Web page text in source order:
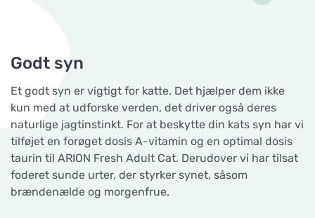
Godt syn
Et godt syn er vigtigt for katte. Det hjælper dem ikke
kun med at udforske verden, det driver også deres
naturlige jagtinstinkt. For at beskytte din kats syn har vi
tilføjet en forøget dosis A-vitamin og en optimal dosis
taurin til ARION Fresh Adult Cat. Derudover vi har tilsat
foderet sunde urter, der styrker synet, såsom
brændenælde og morgenfrue.